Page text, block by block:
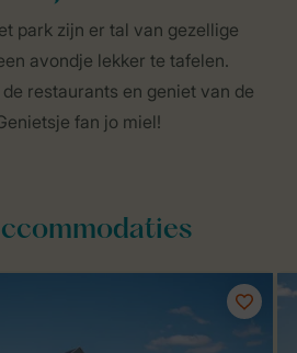
park zijn er tal van gezellige
avondje lekker te tafelen.
restaurants en geniet van de
fan jo miel!